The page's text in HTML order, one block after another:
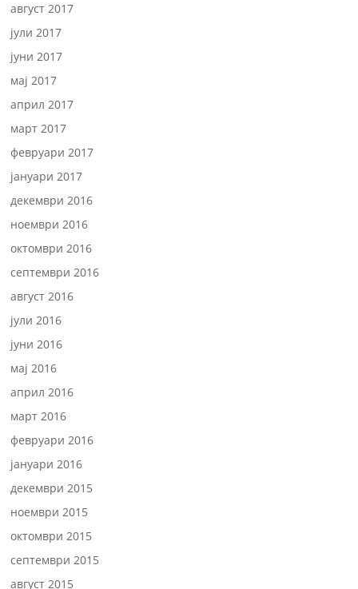
август 2017
јули 2017
јуни 2017
мај 2017
април 2017
март 2017
февруари 2017
јануари 2017
декември 2016
ноември 2016
октомври 2016
септември 2016
август 2016
јули 2016
јуни 2016
мај 2016
април 2016
март 2016
февруари 2016
јануари 2016
декември 2015
ноември 2015
октомври 2015
септември 2015
август 2015